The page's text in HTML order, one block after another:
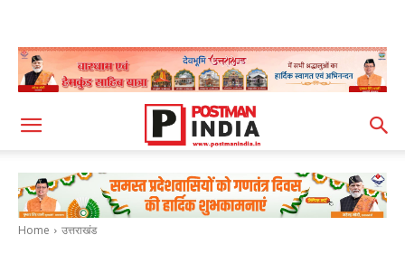
Home उत्तराखंड